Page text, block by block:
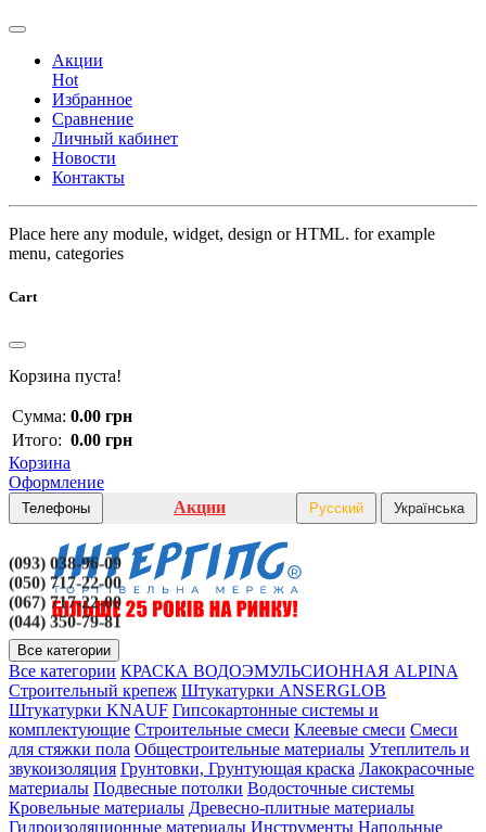
Акции
Hot
Избранное
Сравнение
Личный кабинет
Новости
Контакты
Place here any module, widget, design or HTML. for example
menu, categories
Cart
Корзина пуста!
Сумма: 0.00 грн
Итого: 0.00 грн
Корзина
Оформление
Телефоны
(093) 038-96-09
(050) 717-22-00
(067) 717-22-00
(044) 350-79-81
Акции Русский Українська
Все категории
Все категории КРАСКА ВОДОЭМУЛЬСИОННАЯ ALPINA
Строительный крепеж Штукатурки ANSERGLOB
Штукатурки KNAUF Гипсокартонные системы и
комплектующие Строительные смеси Клеевые смеси Смеси
для стяжки пола Общестроительные материалы Утеплитель и
звукоизоляция Грунтовки, Грунтующая краска Лакокрасочные
материалы Подвесные потолки Водосточные системы
Кровельные материалы Древесно-плитные материалы
Гидроизоляционные материалы Инструменты Напольные